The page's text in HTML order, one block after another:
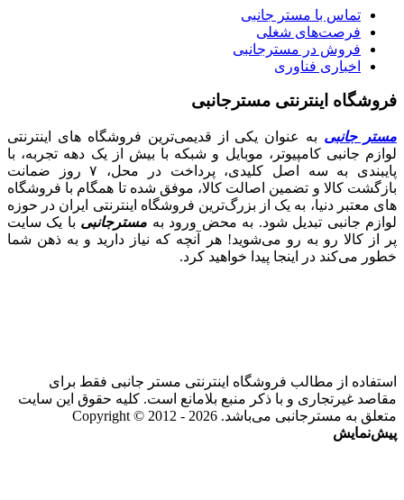
تماس با مستر جانبی
فرصت‌های شغلی
فروش در مسترجانبی
اخباری فناوری
فروشگاه اینترنتی مسترجانبی
مستر جانبی به عنوان یکی از قدیمی‌ترین فروشگاه های اینترنتی
لوازم جانبی کامپیوتر، موبایل و شبکه با بیش از یک دهه تجربه، با
پایبندی به سه اصل کلیدی، پرداخت در محل، ۷ روز ضمانت
بازگشت کالا و تضمین اصالت کالا، موفق شده تا همگام با فروشگاه‌
های معتبر دنیا، به یک از بزرگ‌ترین فروشگاه اینترنتی ایران در حوزه
لوازم جانبی تبدیل شود. به محض ورود به مسترجانبی با یک سایت
پر از کالا رو به رو می‌شوید! هر آنچه که نیاز دارید و به ذهن شما
خطور می‌کند در اینجا پیدا خواهید کرد.
استفاده از مطالب فروشگاه اینترنتی مستر جانبی فقط برای
مقاصد غیرتجاری و با ذکر منبع بلامانع است. کلیه حقوق این سایت
متعلق به مسترجانبی می‌باشد. Copyright © 2012 - 2026
پیش‌نمایش